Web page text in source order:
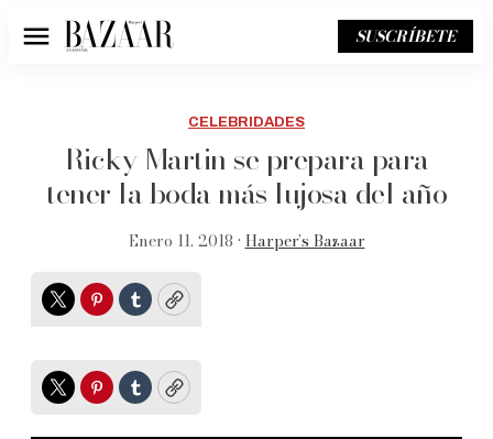
Menú SUSCRÍBETE
CELEBRIDADES
Ricky Martin se prepara para
tener la boda más lujosa del año
Enero 11, 2018 • Harper’s Bazaar
TwitterPinterest
TumblrCopy
TwitterPinterest
TumblrCopy